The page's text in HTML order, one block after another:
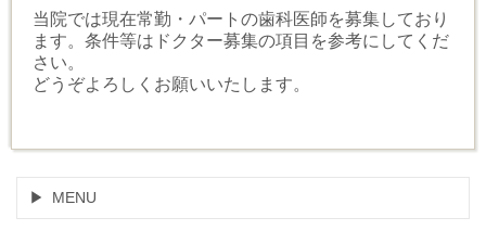
当院では現在常勤・パートの歯科医師を募集しており
ます。条件等はドクター募集の項目を参考にしてくだ
さい。
どうぞよろしくお願いいたします。
MENU